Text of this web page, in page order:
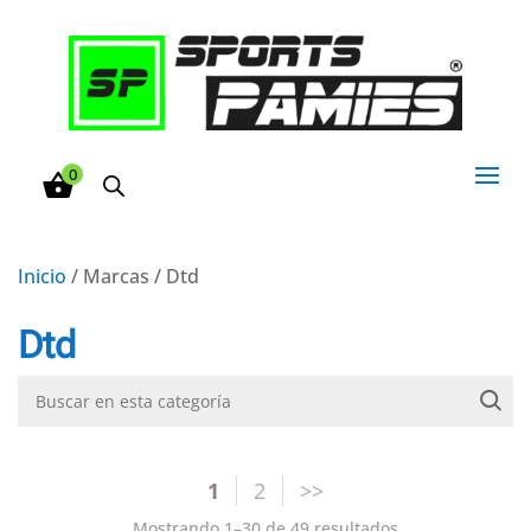
0
Inicio / Marcas / Dtd
Dtd
1 2